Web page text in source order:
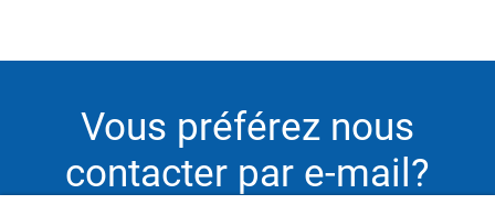
Vous préférez nous
contacter par e-mail?